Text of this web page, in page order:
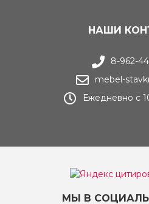
НАШИ
8-962-
mebel-
Ежедневно с
МЫ В